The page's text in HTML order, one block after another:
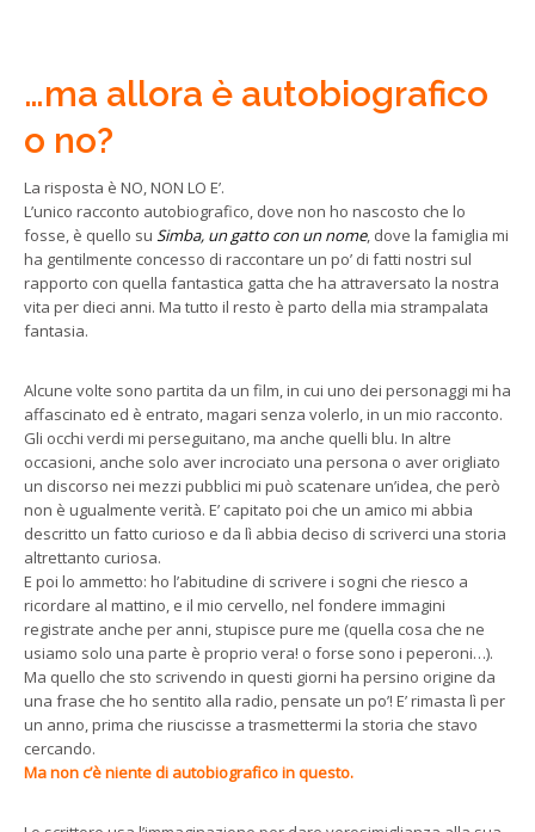
…ma allora è autobiografico
o no?
La risposta è NO, NON LO E’.
L’unico racconto autobiografico, dove non ho nascosto che lo
fosse, è quello su Simba, un gatto con un nome, dove la famiglia mi
ha gentilmente concesso di raccontare un po’ di fatti nostri sul
rapporto con quella fantastica gatta che ha attraversato la nostra
vita per dieci anni. Ma tutto il resto è parto della mia strampalata
fantasia.
Alcune volte sono partita da un film, in cui uno dei personaggi mi ha
affascinato ed è entrato, magari senza volerlo, in un mio racconto.
Gli occhi verdi mi perseguitano, ma anche quelli blu. In altre
occasioni, anche solo aver incrociato una persona o aver origliato
un discorso nei mezzi pubblici mi può scatenare un’idea, che però
non è ugualmente verità. E’ capitato poi che un amico mi abbia
descritto un fatto curioso e da lì abbia deciso di scriverci una storia
altrettanto curiosa.
E poi lo ammetto: ho l’abitudine di scrivere i sogni che riesco a
ricordare al mattino, e il mio cervello, nel fondere immagini
registrate anche per anni, stupisce pure me (quella cosa che ne
usiamo solo una parte è proprio vera! o forse sono i peperoni…).
Ma quello che sto scrivendo in questi giorni ha persino origine da
una frase che ho sentito alla radio, pensate un po’! E’ rimasta lì per
un anno, prima che riuscisse a trasmettermi la storia che stavo
cercando.
Ma non c’è niente di autobiografico in questo.